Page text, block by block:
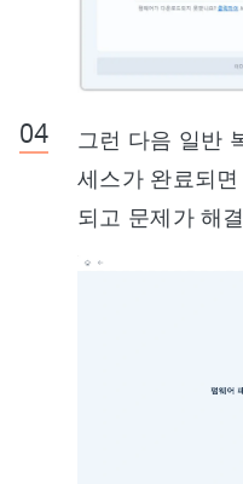
그런 다음 일반
세스가 완료되
되고 문제가 해